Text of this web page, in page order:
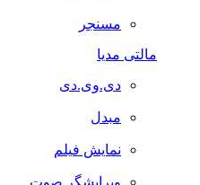
مسنجر
مالتی مدیا
دی.وی.دی
مبدل
نمایش فیلم
ویرایشگر صوت